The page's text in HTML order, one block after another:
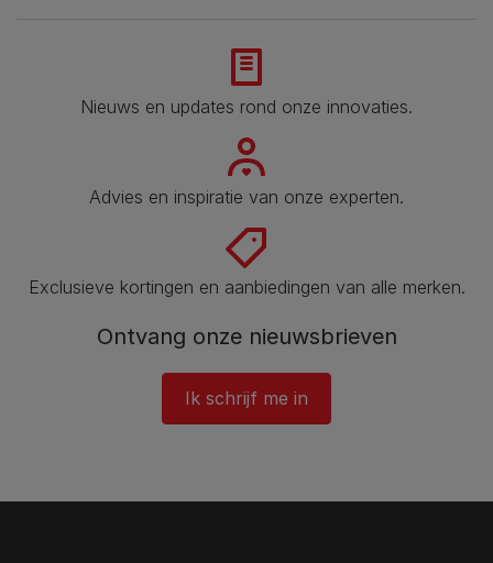
Nieuws en updates rond onze innovaties.
Advies en inspiratie van onze experten.
Exclusieve kortingen en aanbiedingen van alle merken.
Ontvang onze nieuwsbrieven
Ik schrijf me in